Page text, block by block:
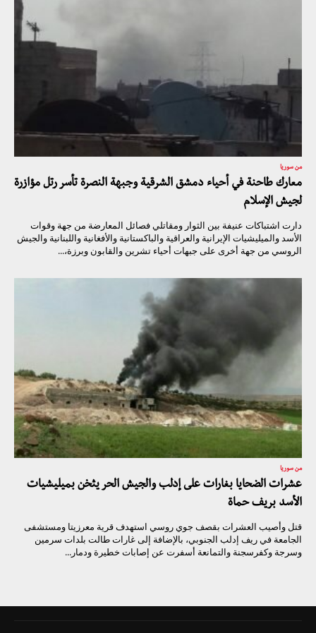
من سوريا
معارك طاحنة في أحياء دمشق الشرقية وجبهة النصرة تأسر رتل مؤازرة
لجيش الإسلام
دارت اشتباكات عنيفة بين الثوار ومقاتلي فصائل المعارضة من جهة وقوات
الأسد والميليشيات الإيرانية والعراقية والباكستانية والأفغانية واللبنانية والجيش
الروسي من جهة أخرى على جبهات أحياء تشرين والقابون وبرزة،...
من سوريا
عشرات الضحايا بغارات على إدلب والجيش الحر يثخن بميليشيات
الأسد بريف حماة
قتل وأصيب العشرات بقصف جوي روسي استهدف قرية معرزيتا ومستشفى
الجامعة في ريف إدلب الجنوبي، بالإضافة إلى غارات طالت بلدات سرمين
وسرجة وكفرسجنة والتمانعة أسفرت عن إصابات خطيرة ودمار...